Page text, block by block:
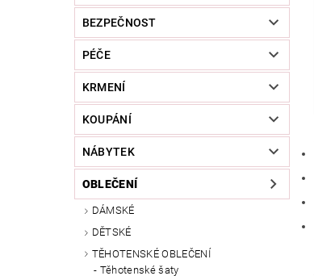
BEZPEČNOST
PÉČE
KRMENÍ
KOUPÁNÍ
NÁBYTEK
OBLEČENÍ
DÁMSKÉ
DĚTSKÉ
TĚHOTENSKÉ OBLEČENÍ
Těhotenské šaty